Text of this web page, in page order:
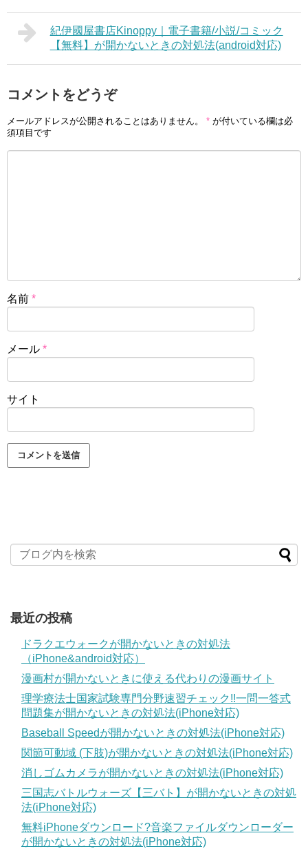
紀伊國屋書店Kinoppy｜電子書籍/小説/コミック
【無料】が開かないときの対処法(android対応)
コメントをどうぞ
メールアドレスが公開されることはありません。 * が付いている欄は必
須項目です
名前 *
メール *
サイト
最近の投稿
ドラクエウォークが開かないときの対処法
（iPhone&android対応）
漫画村が開かないときに使える代わりの漫画サイト
理学療法士国家試験専門分野速習チェック!!一問一答式
問題集が開かないときの対処法(iPhone対応)
Baseball Speedが開かないときの対処法(iPhone対応)
関節可動域 (下肢)が開かないときの対処法(iPhone対応)
消しゴムカメラが開かないときの対処法(iPhone対応)
三国志バトルウォーズ【三バト】が開かないときの対処
法(iPhone対応)
無料iPhoneダウンロード?音楽ファイルダウンローダー
が開かないときの対処法(iPhone対応)